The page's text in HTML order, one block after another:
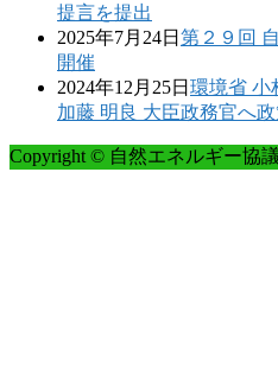
提言を提出
2025年7月24日 第２９回
開催
2024年12月25日 環境省 小
加藤 明良 大臣政務官へ
Copyright © 自然エネルギー協